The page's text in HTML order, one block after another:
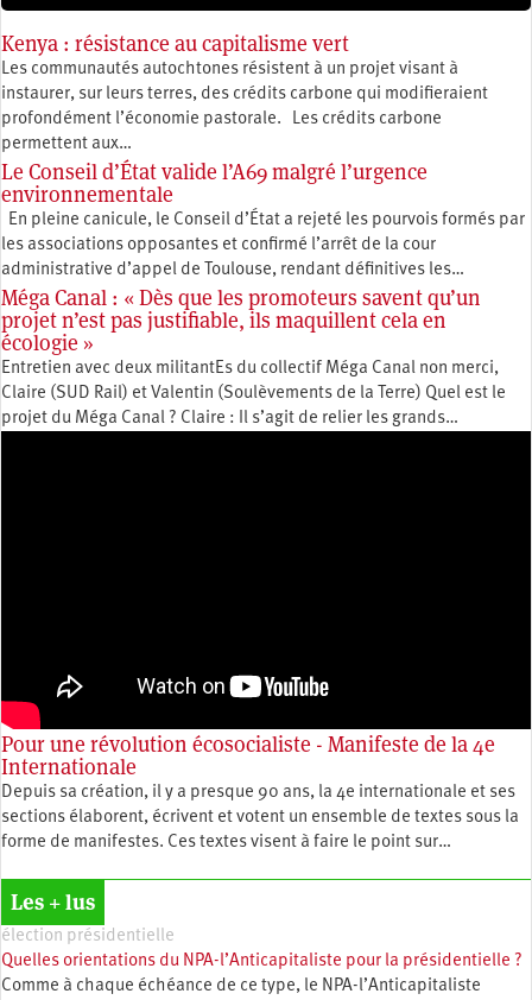
Kenya : résistance au capitalisme vert
Les communautés autochtones résistent à un projet visant à
instaurer, sur leurs terres, des crédits carbone qui modifieraient
profondément l’économie pastorale. Les crédits carbone
permettent aux…
Le Conseil d’État valide l’A69 malgré l’urgence
environnementale
En pleine canicule, le Conseil d’État a rejeté les pourvois formés par
les associations opposantes et confirmé l’arrêt de la cour
administrative d’appel de Toulouse, rendant définitives les…
Méga Canal : « Dès que les promoteurs savent qu’un
projet n’est pas justifiable, ils maquillent cela en
écologie »
Entretien avec deux militantEs du collectif Méga Canal non merci,
Claire (SUD Rail) et Valentin (Soulèvements de la Terre) Quel est le
projet du Méga Canal ? Claire : Il s’agit de relier les grands…
Pour une révolution écosocialiste - Manifeste de la 4e
Internationale
Depuis sa création, il y a presque 90 ans, la 4e internationale et ses
sections élaborent, écrivent et votent un ensemble de textes sous la
forme de manifestes. Ces textes visent à faire le point sur…
Les + lus
élection présidentielle
Quelles orientations du NPA-l’Anticapitaliste pour la présidentielle ?
Comme à chaque échéance de ce type, le NPA-l’Anticapitaliste